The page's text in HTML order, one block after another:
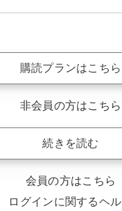
購読プランはこちら
非会員の方はこちら
続きを読む
会員の方はこちら
ログインに関するヘ